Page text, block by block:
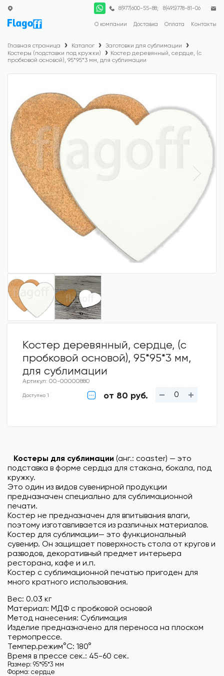
О компании Доставка Оплата Контакты
8(977)600-55-88; 8(495)778-81-06
Главная страница Каталог
Заготовки для сублимации
Костеры (подставки под кружки)
Костер деревянный, сердце, (с
пробковой основой), 95*95*3 мм, для сублимации
Костер деревянный, сердце, (с
пробковой основой), 95*95*3 мм,
для сублимации
Артикул: 00-00000880
Доступно 1 от 80 руб.
Костеры для сублимации (анг.: coaster) — это
подставка в форме сердца для стакана, бокала, под
кружку.
Это один из видов сувенирной продукции
предназначен специально для сублимационной
печати.
Костер не предназначен для впитывания влаги,
поэтому изготавливается из различных материалов.
Костер для сублимации— это функциональный
сувенир. Он защищает поверхность стола от кругов и
разводов, декоративный предмет интерьера
ресторана, кафе и и.п.
Костер с сублимационной печатью пригоден для
много кратного использования.
Вес: 0.03 кг
Материал: МДФ с пробковой основой
Метод нанесения: Сублимация
Изделие предназначено для переноса на плоском
термопрессе.
Темпер.режим°C: 180°
Время в прессе сек.: 45-60 сек.
Размер: 95*95*3 мм
Форма: сердце